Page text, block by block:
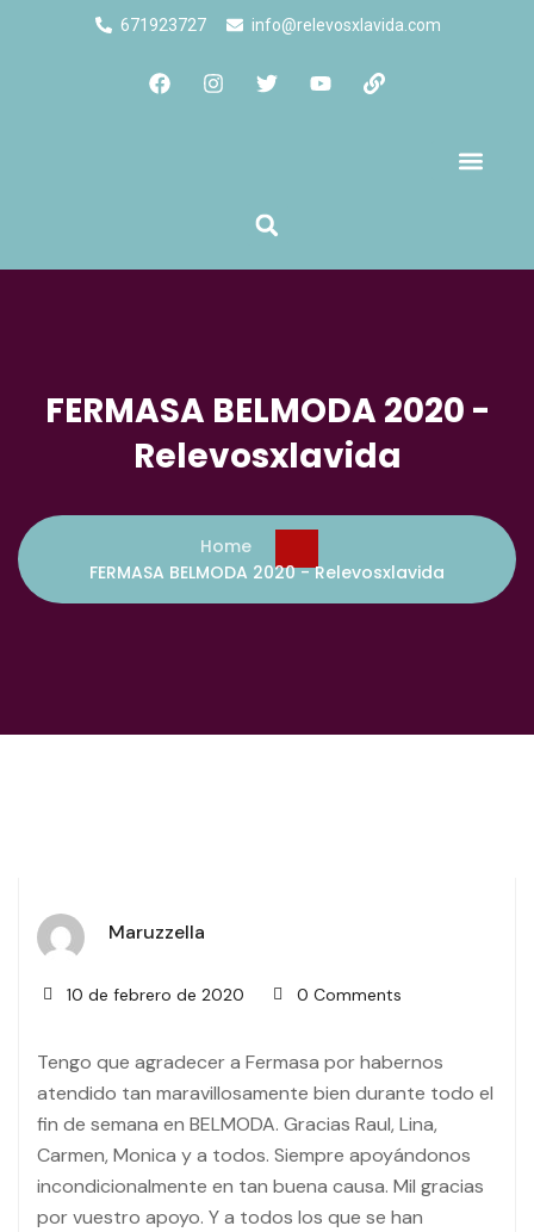
671923727 info@relevosxlavida.com
FERMASA BELMODA 2020 -
Relevosxlavida
Home
FERMASA BELMODA 2020 - Relevosxlavida
Maruzzella
10 de febrero de 2020 0 Comments
Tengo que agradecer a Fermasa por habernos
atendido tan maravillosamente bien durante todo el
fin de semana en BELMODA. Gracias Raul, Lina,
Carmen, Monica y a todos. Siempre apoyándonos
incondicionalmente en tan buena causa. Mil gracias
por vuestro apoyo. Y a todos los que se han